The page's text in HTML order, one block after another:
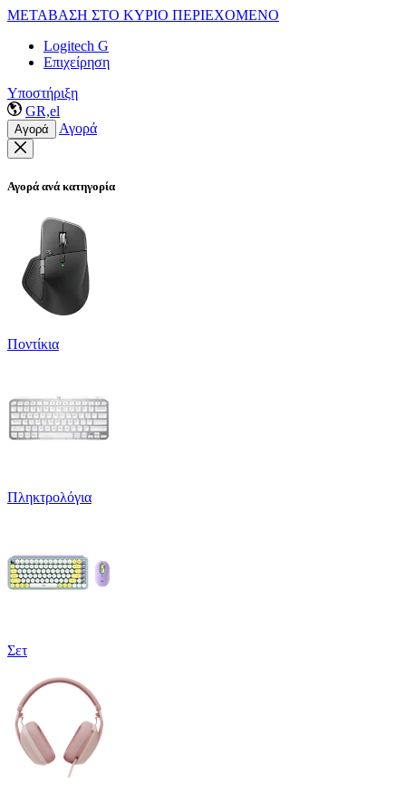
ΜΕΤΑΒΑΣΗ ΣΤΟ ΚΥΡΙΟ ΠΕΡΙΕΧΟΜΕΝΟ
Logitech G
Επιχείρηση
Υποστήριξη
GR,el
Αγορά Αγορά
Αγορά ανά κατηγορία
Ποντίκια
Πληκτρολόγια
Σετ